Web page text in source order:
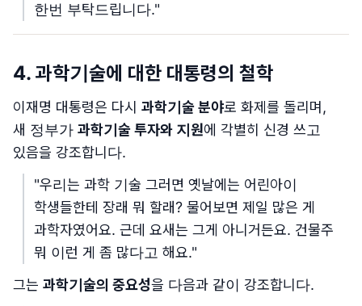
한번 부탁드립니다."
4. 과학기술에 대한 대통령의 철학
이재명 대통령은 다시 과학기술 분야로 화제를 돌리며,
새 정부가 과학기술 투자와 지원에 각별히 신경 쓰고
있음을 강조합니다.
"우리는 과학 기술 그러면 옛날에는 어린아이
학생들한테 장래 뭐 할래? 물어보면 제일 많은 게
과학자였어요. 근데 요새는 그게 아니거든요. 건물주
뭐 이런 게 좀 많다고 해요."
그는 과학기술의 중요성을 다음과 같이 강조합니다.